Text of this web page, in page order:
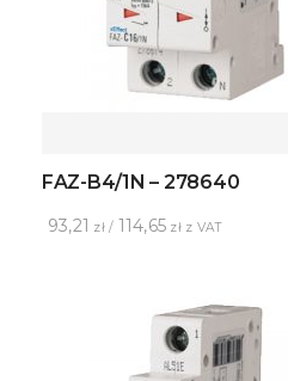
FAZ-B4/1N – 278640
93,21 zł / 114,65 zł z VAT